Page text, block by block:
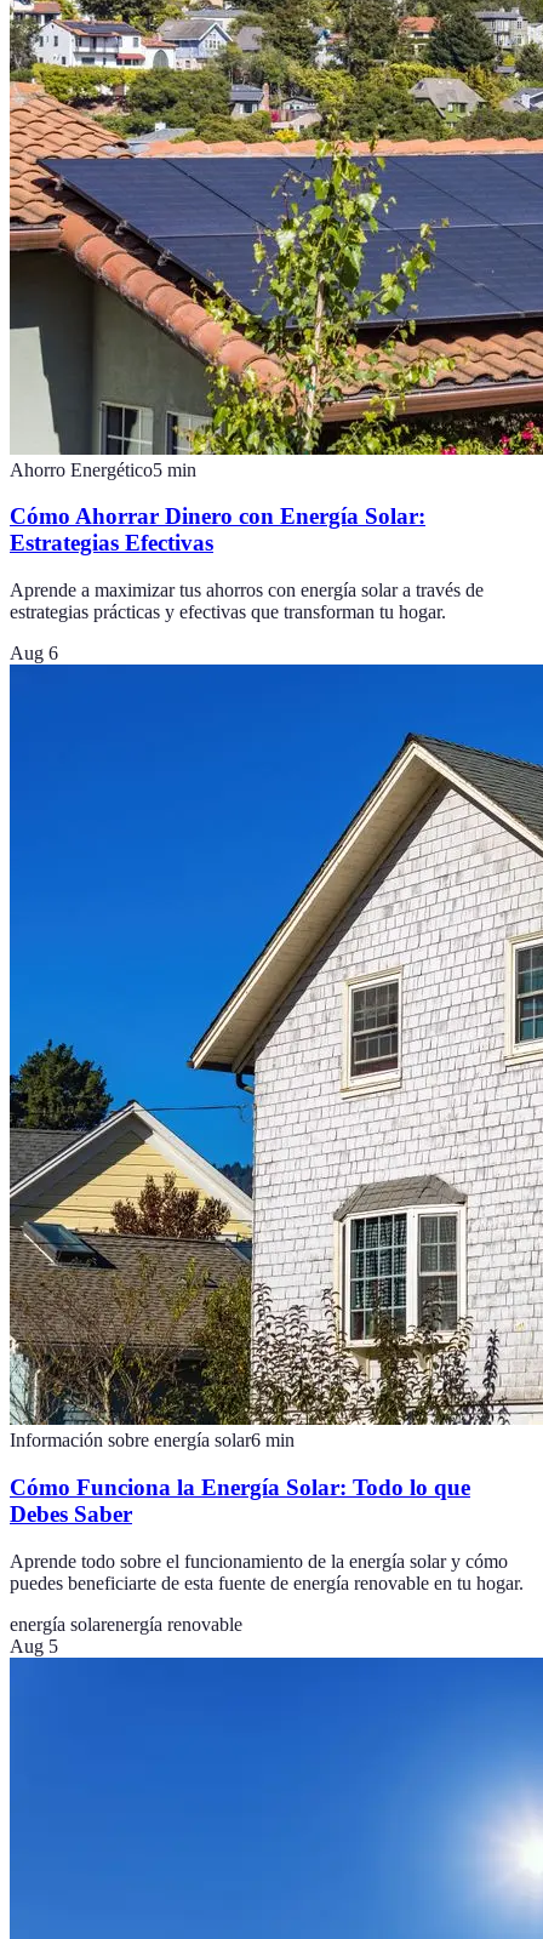
Ahorro Energético5 min
Cómo Ahorrar Dinero con Energía Solar:
Estrategias Efectivas
Aprende a maximizar tus ahorros con energía solar a través de
estrategias prácticas y efectivas que transforman tu hogar.
Aug 6
Información sobre energía solar6 min
Cómo Funciona la Energía Solar: Todo lo que
Debes Saber
Aprende todo sobre el funcionamiento de la energía solar y cómo
puedes beneficiarte de esta fuente de energía renovable en tu hogar.
energía solarenergía renovable
Aug 5